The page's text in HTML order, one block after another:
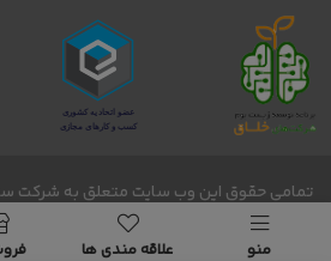
منو علاقه مندی ها
تمامی حقوق این وب سایت متعلق به شرکت
- 2026 -2027 © Copyright@